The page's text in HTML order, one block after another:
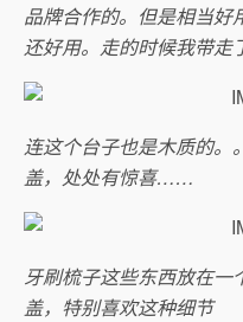
品牌合作的。但是相当好
还好用。走的时候我带走
连这个台子也是木质的。
盖，处处有惊喜……
牙刷梳子这些东西放在一
盖，特别喜欢这种细节